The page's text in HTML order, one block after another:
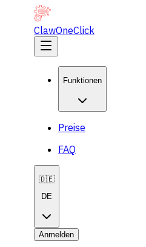
ClawOneClick
Funktionen
Preise
FAQ
🇩🇪
DE
Anmelden